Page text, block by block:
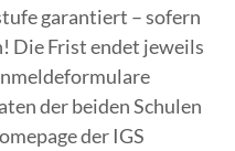
garantiert – sofern
Die Frist endet jeweils
der beiden Schulen
der IGS